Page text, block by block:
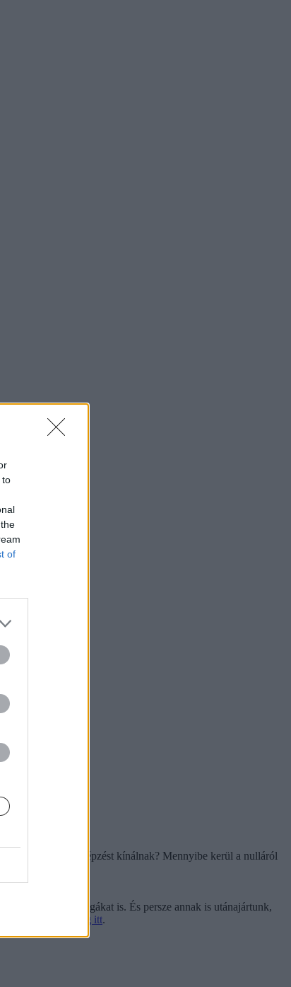
to
of
és milyen képzést kínálnak? Mennyibe kerül a nulláról
online nyelvvizsgákat is. És persze annak is utánajártunk,
vagy rendeljétek meg itt.